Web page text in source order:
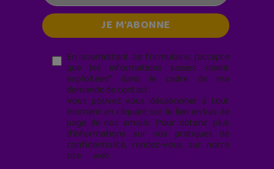
En soumettant ce formulaire, j’accepte
que les informations saisies soient
exploitées* dans le cadre de ma
demande de contact.
Vous pouvez vous désabonner à tout
moment en cliquant sur le lien en bas de
page de nos emails. Pour obtenir plus
d'informations sur nos pratiques de
confidentialité, rendez-vous sur notre
site web